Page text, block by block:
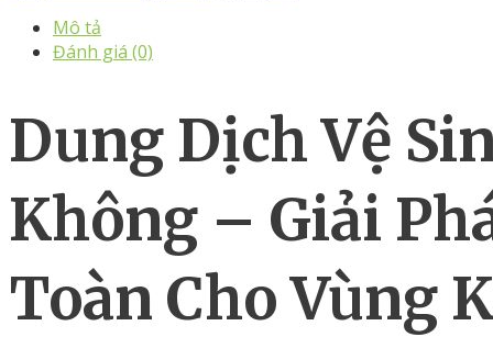
Mô tả
Đánh giá (0)
Dung DịchVệ
Không – Giải
Toàn ChoVùng